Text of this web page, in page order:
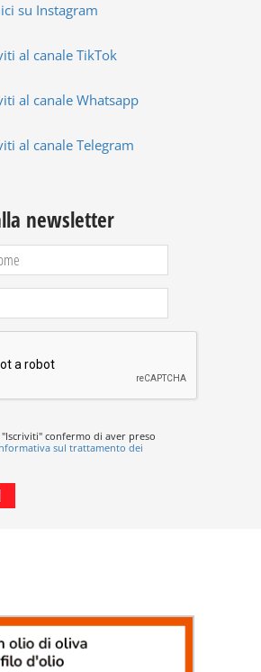
su Instagram
al canale TikTok
al canale Whatsapp
al canale Telegram
newsletter
"Iscriviti" confermo di aver preso
sul trattamento dei